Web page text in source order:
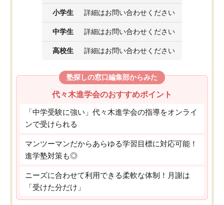
小学生 詳細はお問い合わせください
中学生 詳細はお問い合わせください
高校生 詳細はお問い合わせください
塾探しの窓口編集部からみた
代々木進学会のおすすめポイント
「中学受験に強い」代々木進学会の指導をオンライ
ンで受けられる
マンツーマンだからあらゆる学習目標に対応可能！
進学塾対策も◎
ニーズに合わせて利用できる柔軟な体制！月謝は
「受けた分だけ」